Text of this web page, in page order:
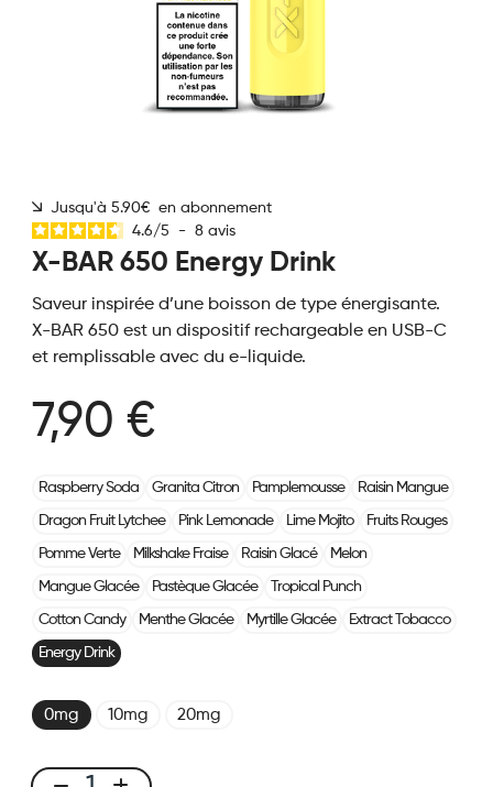
Jusqu'à 5.90€ en abonnement
4.6/5 - 8 avis
X-BAR 650 Energy Drink
Saveur inspirée d’une boisson de type énergisante.
X-BAR 650 est un dispositif rechargeable en USB-C
et remplissable avec du e-liquide.
7,90 €
Raspberry Soda Granita Citron Pamplemousse Raisin Mangue
Dragon Fruit Lytchee Pink Lemonade Lime Mojito Fruits Rouges
Pomme Verte Milkshake Fraise Raisin Glacé Melon
Mangue Glacée Pastèque Glacée Tropical Punch
Cotton Candy Menthe Glacée Myrtille Glacée Extract Tobacco
Energy Drink
0mg 10mg 20mg